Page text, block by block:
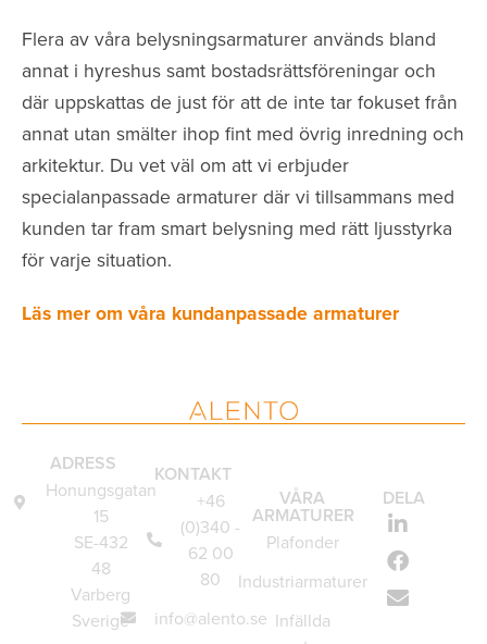
Flera av våra belysningsarmaturer används bland
annat i hyreshus samt bostadsrättsföreningar och
där uppskattas de just för att de inte tar fokuset från
annat utan smälter ihop fint med övrig inredning och
arkitektur. Du vet väl om att vi erbjuder
specialanpassade armaturer där vi tillsammans med
kunden tar fram smart belysning med rätt ljusstyrka
för varje situation.
Läs mer om våra kundanpassade armaturer
ADRESS
Honungsgatan
15
SE-432
48
Varberg
Sverige
KONTAKT
+46
(0)340 -
62 00
80
info@alento.se
VÅRA
ARMATURER
Plafonder
Industriarmaturer
Infällda
DELA